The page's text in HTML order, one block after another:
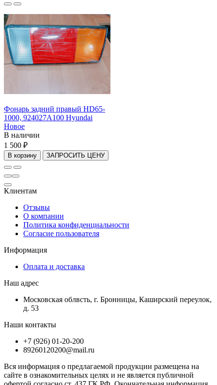
Фонарь задний правый HD65-
1000, 924027A100 Hyundai
Новое
В наличии
1 500 ₽
В корзину ЗАПРОСИТЬ ЦЕНУ
Клиентам
Отзывы
О компании
Политика конфиденциальности
Согласие пользователя
Информация
Оплата и доставка
Наш адрес
Московская облвсть, г. Бронницы, Каширский переулок,
д. 53
Наши контакты
+7 (926) 01-20-200
89260120200@mail.ru
Вся информация о предлагаемой продукции размещена на
сайте в ознакомительных целях и не является публичной